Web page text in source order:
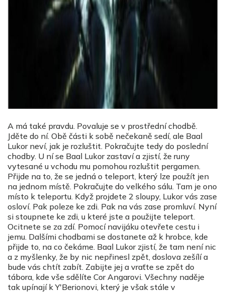
A má také pravdu. Povaluje se v prostřední chodbě.
Jděte do ní. Obě části k sobě nečekaně sedí, ale Baal
Lukor neví, jak je rozluštit. Pokračujte tedy do poslední
chodby. U ní se Baal Lukor zastaví a zjistí, že runy
vytesané u vchodu mu pomohou rozluštit pergamen.
Přijde na to, že se jedná o teleport, který lze použít jen
na jednom místě. Pokračujte do velkého sálu. Tam je ono
místo k teleportu. Když projdete 2 sloupy, Lukor vás zase
osloví. Pak poleze ke zdi. Pak na vás zase promluví. Nyní
si stoupnete ke zdi, u které jste a použijte teleport.
Ocitnete se za zdí. Pomocí navijáku otevřete cestu i
jemu. Dalšími chodbami se dostanete až k hrobce, kde
přijde to, na co čekáme. Baal Lukor zjistí, že tam není nic
a z myšlenky, že by nic nepřinesl zpět, doslova zešílí a
bude vás chtít zabít. Zabijte jej a vraťte se zpět do
tábora, kde vše sdělíte Cor Angarovi. Všechny naděje
tak upínají k Y'Berionovi, který je však stále v